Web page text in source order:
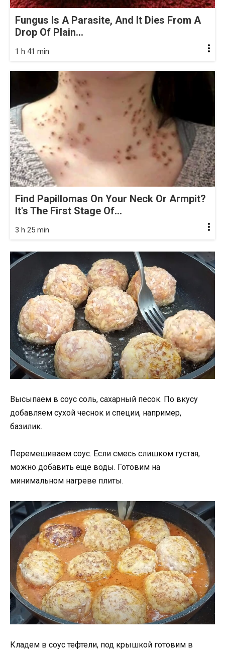
Fungus Is A Parasite, And It Dies From A
Drop Of Plain...
1 h 41 min
Find Papillomas On Your Neck Or Armpit?
It's The First Stage Of...
3 h 25 min
Высыпаем в соус соль, сахарный песок. По вкусу
добавляем сухой чеснок и специи, например,
базилик.
Перемешиваем соус. Если смесь слишком густая,
можно добавить еще воды. Готовим на
минимальном нагреве плиты.
Кладем в соус тефтели, под крышкой готовим в